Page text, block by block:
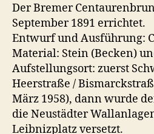
Der Bremer
September 1891 errichtet.
Entwurf und Ausführung:
Material: Stein (Becken)
Aufstellungsort: zuerst
Heerstraße /
März 1958), dann wurde
die Neustädter
Leibnizplatz versetzt.